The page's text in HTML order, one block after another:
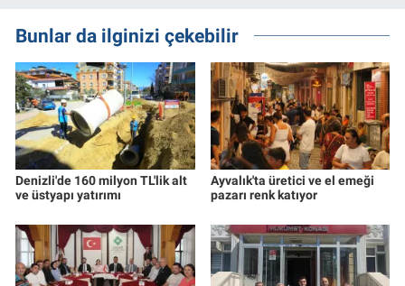
Bunlar da ilginizi çekebilir
Denizli'de 160 milyon TL'lik alt
ve üstyapı yatırımı
Ayvalık'ta üretici ve el emeği
pazarı renk katıyor